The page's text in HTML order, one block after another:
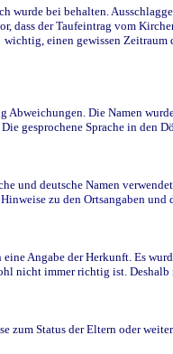
wurde bei behalten.
dass der Taufeintrag vom
einen gewissen
Die Namen
gesprochene Sprache in
und deutsche Namen
zu den Ortsangaben
Angabe der Herkunft. Es
nicht immer richtig ist.
Status der Eltern oder